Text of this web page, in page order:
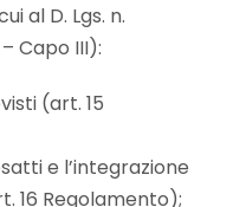
al D. Lgs. n.
Capo III):
(art. 15
e l’integrazione
16 Regolamento);